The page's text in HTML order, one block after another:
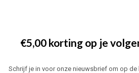
€5,00 korting op je
Schrijf je in voor onze nieuwsbrief om op